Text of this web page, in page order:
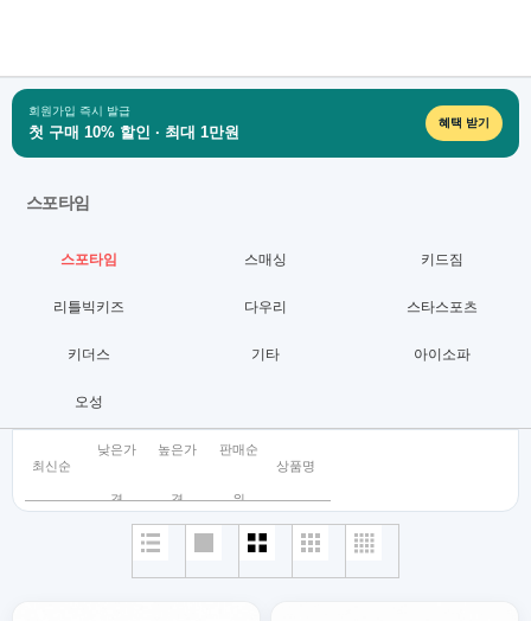
회원가입 즉시 발급
첫 구매 10% 할인 · 최대 1만원
혜택 받기
스포타임
스포타임 스매싱 키드짐
리틀빅키즈 다우리 스타스포츠
키더스 기타 아이소파
오성
최신순
낮은가
격
높은가
격
판매순
위
상품명